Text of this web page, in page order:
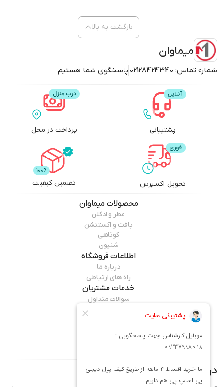
میماوان
شماره تماس: 02128424340 پاسخگوی شما هستیم
بازگشت به بالا
پشتیبانی پرداخت در محل
تحویل اکسپرس تضمین کیفیت
محصولاتمیماوان
عطر و ادکلن
بافت و اکستنشن
کوتاهی
شنیون
اطلاعات فروشگاه
درباره ما
راه های ارتباطی
خدمات مشتریان
سوالات متداول
قوانین مرجوعی
همراه ما باشید
درباره فروشگاهمیماوان